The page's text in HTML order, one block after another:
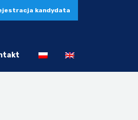
kandydata